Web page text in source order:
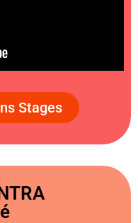
Stages